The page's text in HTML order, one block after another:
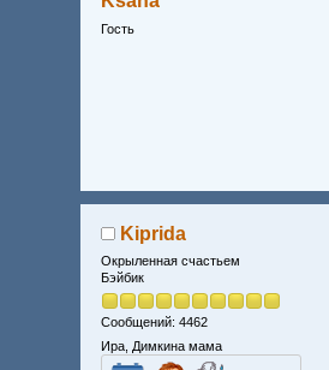
Гость
Kiprida
Окрыленная счастьем
Бэйбик
Сообщений: 4462
Ира, Димкина мама